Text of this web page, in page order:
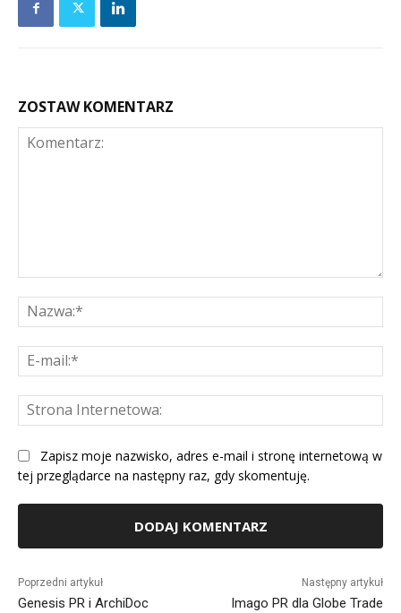
ZOSTAW KOMENTARZ
Zapisz moje nazwisko, adres e-mail i stronę internetową w
tej przeglądarce na następny raz, gdy skomentuję.
Poprzedni artykuł
Genesis PR i ArchiDoc
Następny artykuł
Imago PR dla Globe Trade